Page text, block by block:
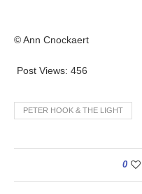
© Ann Cnockaert
Post Views: 456
PETER HOOK & THE LIGHT
0